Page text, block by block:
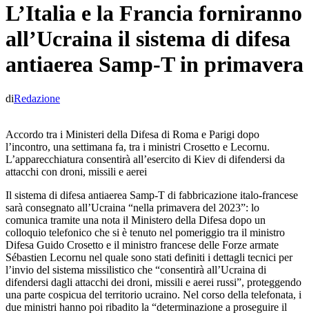
L’Italia e la Francia forniranno
all’Ucraina il sistema di difesa
antiaerea Samp-T in primavera
diRedazione
Accordo tra i Ministeri della Difesa di Roma e Parigi dopo
l’incontro, una settimana fa, tra i ministri Crosetto e Lecornu.
L’apparecchiatura consentirà all’esercito di Kiev di difendersi da
attacchi con droni, missili e aerei
Il sistema di difesa antiaerea Samp-T di fabbricazione italo-francese
sarà consegnato all’Ucraina “nella primavera del 2023”: lo
comunica tramite una nota il Ministero della Difesa dopo un
colloquio telefonico che si è tenuto nel pomeriggio tra il ministro
Difesa Guido Crosetto e il ministro francese delle Forze armate
Sébastien Lecornu nel quale sono stati definiti i dettagli tecnici per
l’invio del sistema missilistico che “consentirà all’Ucraina di
difendersi dagli attacchi dei droni, missili e aerei russi”, proteggendo
una parte cospicua del territorio ucraino. Nel corso della telefonata, i
due ministri hanno poi ribadito la “determinazione a proseguire il